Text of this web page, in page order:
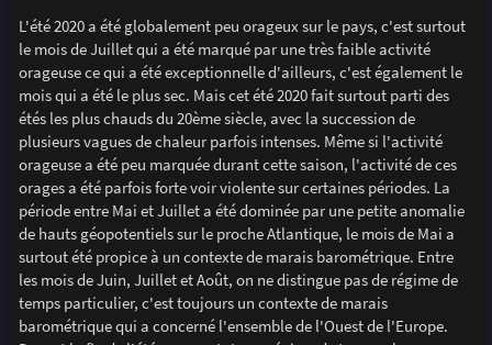
L'été 2020 a été globalement peu orageux sur le pays, c'est surtout
le mois de Juillet qui a été marqué par une très faible activité
orageuse ce qui a été exceptionnelle d'ailleurs, c'est également le
mois qui a été le plus sec. Mais cet été 2020 fait surtout parti des
étés les plus chauds du 20ème siècle, avec la succession de
plusieurs vagues de chaleur parfois intenses. Même si l'activité
orageuse a été peu marquée durant cette saison, l'activité de ces
orages a été parfois forte voir violente sur certaines périodes. La
période entre Mai et Juillet a été dominée par une petite anomalie
de hauts géopotentiels sur le proche Atlantique, le mois de Mai a
surtout été propice à un contexte de marais barométrique. Entre
les mois de Juin, Juillet et Août, on ne distingue pas de régime de
temps particulier, c'est toujours un contexte de marais
barométrique qui a concerné l'ensemble de l'Ouest de l'Europe.